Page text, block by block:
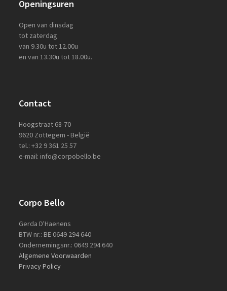
Openingsuren
Open van dinsdag
tot zaterdag
van 9.30u tot 12.00u
en van 13.30u tot 18.00u.
Contact
Hoogstraat 68-70
9620 Zottegem - België
tel.: +32 9 361 25 57
e-mail: info@corpobello.be
Corpo Bello
Gerda D'Haenens
BTW nr.: BE 0649 294 640
Ondernemingsnr.: 0649 294 640
Algemene Voorwaarden
Privacy Policy